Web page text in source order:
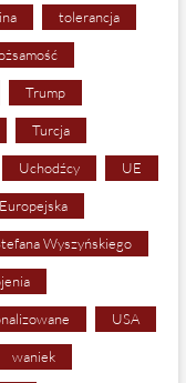
tolerancja
Trump
Turcja
Uchodźcy UE
Wyszyńskiego
USA
waniek